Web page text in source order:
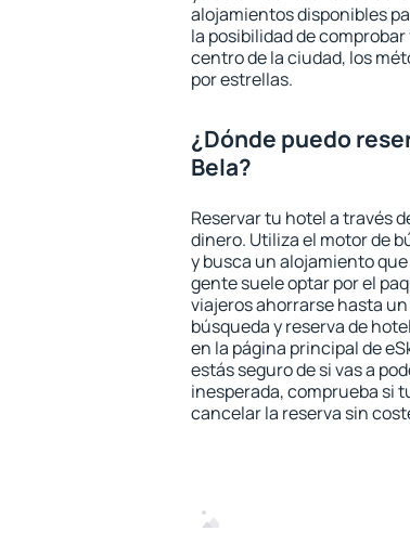
alojamientos disponibles
la posibilidad de
centro de la ciudad, los
por estrellas.
¿Dónde puedo
Bela?
Reservar tu hotel a través
dinero. Utiliza el motor de
y busca un alojamiento
gente suele optar por el
viajeros ahorrarse hasta
búsqueda y reserva de
en la página principal de
estás seguro de si vas a
inesperada, comprueba si
cancelar la reserva sin